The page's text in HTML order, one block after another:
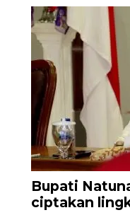
Bupati
ciptakan